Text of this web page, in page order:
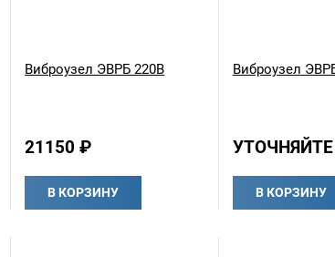
Виброузел ЭВРБ 220В
21150 ₽
В КОРЗИНУ
Виброузел
В КОРЗИНУ